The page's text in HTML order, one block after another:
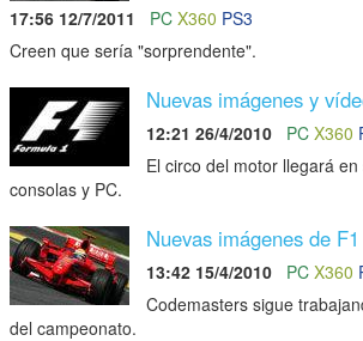
17:56 12/7/2011 PC X360 PS3
Creen que sería "sorprendente".
Nuevas imágenes y
12:21 26/4/2010 PC X360
El circo del motor llegará
consolas y PC.
Nuevas imágenes de
13:42 15/4/2010 PC X360
Codemasters sigue
del campeonato.